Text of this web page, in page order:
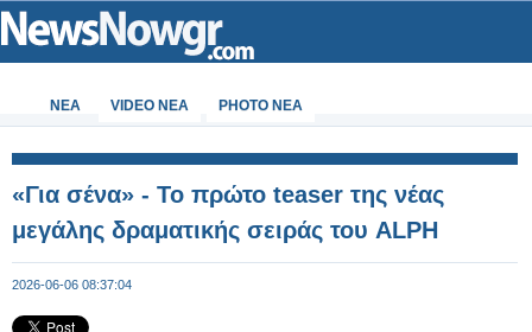
ΝΕΑ VIDEO NEA PHOTO NEA
«Για σένα» - Το πρώτο teaser της νέας
μεγάλης δραματικής σειράς του ALPH
2026-06-06 08:37:04